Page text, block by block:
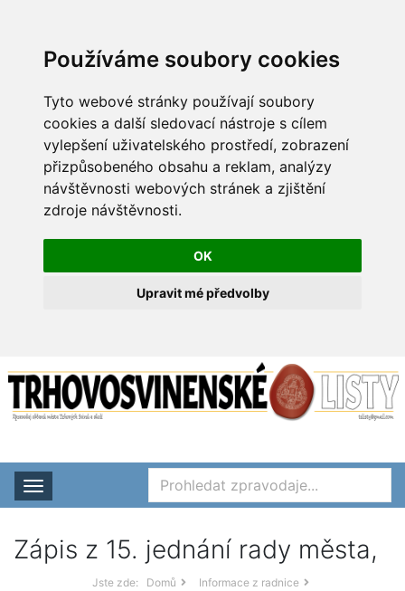
Používáme soubory cookies
Tyto webové stránky používají soubory
cookies a další sledovací nástroje s cílem
vylepšení uživatelského prostředí, zobrazení
přizpůsobeného obsahu a reklam, analýzy
návštěvnosti webových stránek a zjištění
zdroje návštěvnosti.
OK
Upravit mé předvolby
Rozbalit nabídku
Zápis z 15. jednání rady města,
Jste zde: Domů
Informace z radnice